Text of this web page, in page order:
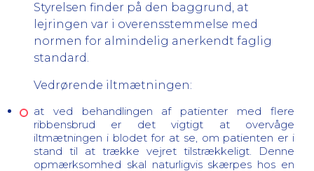
Styrelsen finder på den baggrund, at
lejringen var i overensstemmelse med
normen for almindelig anerkendt faglig
standard.
Vedrørende iltmætningen:
at ved behandlingen af patienter med flere
ribbensbrud er det vigtigt at overvåge
iltmætningen i blodet for at se, om patienten er i
stand til at trække vejret tilstrækkeligt. Denne
opmærksomhed skal naturligvis skærpes hos en